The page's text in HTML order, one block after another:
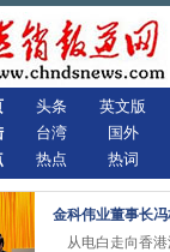
头条
台湾
热点
英文版
国外
热词
金科伟业董事长冯
从电白走向香港